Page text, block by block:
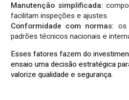
Manutenção simplificada:
facilitam inspeções e ajustes.
Conformidade com normas: os
padrões técnicos nacionais e
Esses fatores fazem do
ensaio uma decisão estratégica
valorize qualidade e segurança.